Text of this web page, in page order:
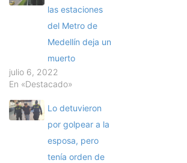
las estaciones
del Metro de
Medellín deja un
muerto
julio 6, 2022
En «Destacado»
Lo detuvieron
por golpear a la
esposa, pero
tenía orden de